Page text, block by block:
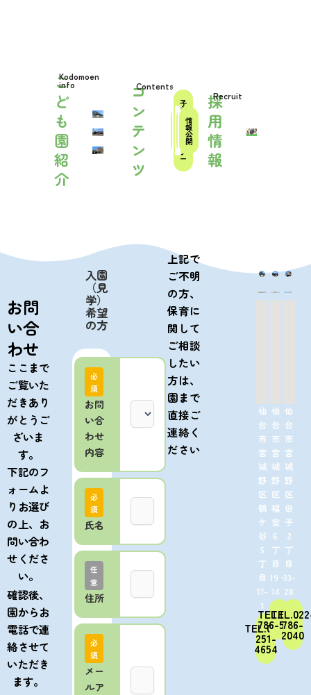
こ
ど
も
園
紹
介
Kodomoen
info
コ
ン
テ
ン
ツ
Contents
子
育
て
支
援
セ
ン
タ
ー
休
日
保
育
情
報
公
開
採
用
情
報
Recruit
お問
い合
わせ
ここまで
ご覧いた
だきあり
がとうご
ざいま
す。
下記のフ
ォームよ
りお選び
の上、お
問い合わ
せくださ
い。
確認後、
園からお
電話で連
絡させて
いただき
ます。
入園
（見
学）
希望
の方
必
須
お問
い合
わせ
内容
必
須
氏名
任
意
住所
必
須
メー
ルア
上記で
ご不明
の方、
保育に
関して
ご相談
したい
方は、
園まで
直接ご
連絡く
ださい
仙
台
市
宮
城
野
区
鶴
ケ
谷
5
丁
目
17-
1
TEL.022-
251-
4654
仙
台
市
宮
城
野
区
福
室
6
丁
目
19‐
14
TEL.022-
786-5650
仙
台
市
宮
城
野
区
田
子
2
丁
目
33-
28
786-
2040